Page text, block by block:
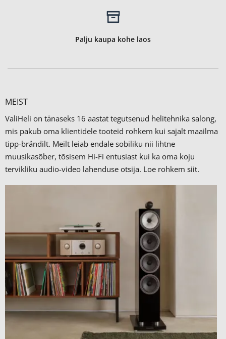
Palju kaupa kohe laos
MEIST
ValiHeli on tänaseks 16 aastat tegutsenud helitehnika salong,
mis pakub oma klientidele tooteid rohkem kui sajalt maailma
tipp-brändilt. Meilt leiab endale sobiliku nii lihtne
muusikasõber, tõsisem Hi-Fi entusiast kui ka oma koju
tervikliku audio-video lahenduse otsija. Loe rohkem siit.